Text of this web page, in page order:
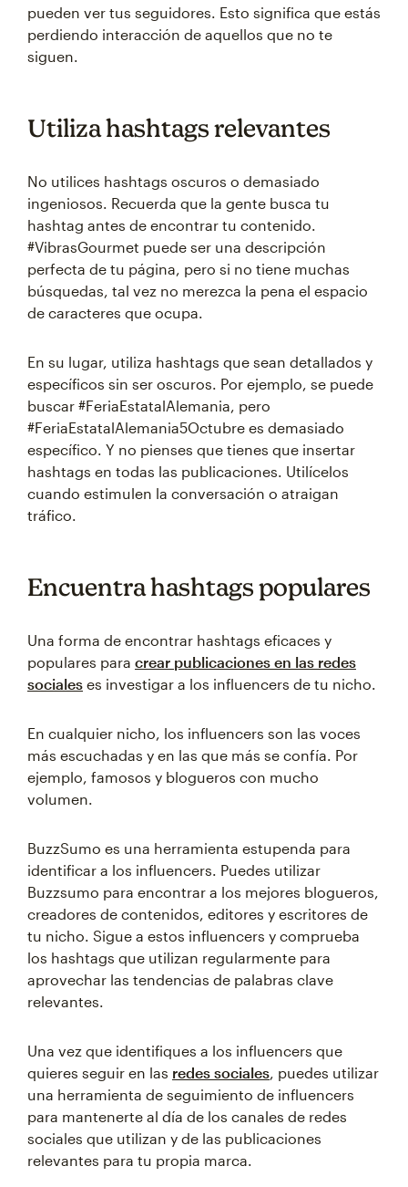
pueden ver tus seguidores. Esto significa que estás
perdiendo interacción de aquellos que no te
siguen.
Utiliza hashtags relevantes
No utilices hashtags oscuros o demasiado
ingeniosos. Recuerda que la gente busca tu
hashtag antes de encontrar tu contenido.
#VibrasGourmet puede ser una descripción
perfecta de tu página, pero si no tiene muchas
búsquedas, tal vez no merezca la pena el espacio
de caracteres que ocupa.
En su lugar, utiliza hashtags que sean detallados y
específicos sin ser oscuros. Por ejemplo, se puede
buscar #FeriaEstatalAlemania, pero
#FeriaEstatalAlemania5Octubre es demasiado
específico. Y no pienses que tienes que insertar
hashtags en todas las publicaciones. Utilícelos
cuando estimulen la conversación o atraigan
tráfico.
Encuentra hashtags populares
Una forma de encontrar hashtags eficaces y
populares para crear publicaciones en las redes
sociales es investigar a los influencers de tu nicho.
En cualquier nicho, los influencers son las voces
más escuchadas y en las que más se confía. Por
ejemplo, famosos y blogueros con mucho
volumen.
BuzzSumo es una herramienta estupenda para
identificar a los influencers. Puedes utilizar
Buzzsumo para encontrar a los mejores blogueros,
creadores de contenidos, editores y escritores de
tu nicho. Sigue a estos influencers y comprueba
los hashtags que utilizan regularmente para
aprovechar las tendencias de palabras clave
relevantes.
Una vez que identifiques a los influencers que
quieres seguir en las redes sociales, puedes utilizar
una herramienta de seguimiento de influencers
para mantenerte al día de los canales de redes
sociales que utilizan y de las publicaciones
relevantes para tu propia marca.